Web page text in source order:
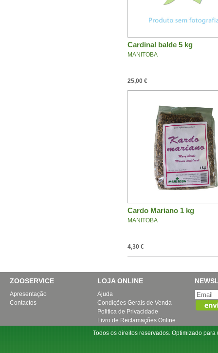
Cardinal balde 5 kg
MANITOBA
25,00 €
Cardo Mariano 1 kg
MANITOBA
4,30 €
ZOOSERVICE
Apresentação
Contactos
LOJA ONLINE
Ajuda
Condições Gerais de Venda
Politica de Privacidade
Livro de Reclamações Online
Todos os direitos reservados. Optimizado